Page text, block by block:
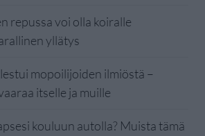
repussa voi olla koiralle
yllätys
mopoilijoiden ilmiöstä –
itselle ja muille
kouluun autolla? Muista tämä